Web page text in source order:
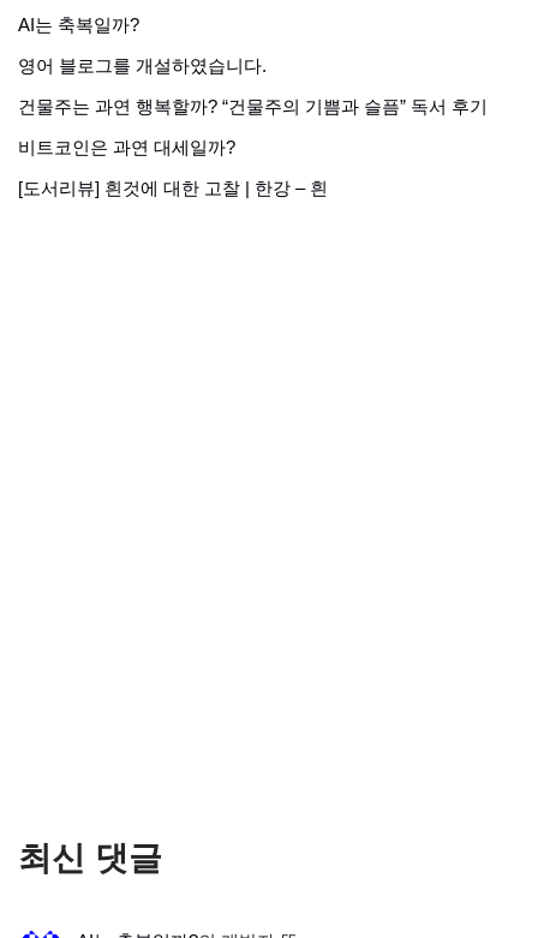
AI는 축복일까?
영어 블로그를 개설하였습니다.
건물주는 과연 행복할까? “건물주의 기쁨과 슬픔” 독서 후기
비트코인은 과연 대세일까?
[도서리뷰] 흰것에 대한 고찰 | 한강 – 흰
최신 댓글